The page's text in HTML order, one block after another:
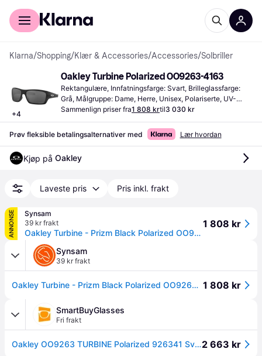
For kunder
Klarna/Shopping/Klær & Accessories/Accessories/Solbriller
+4
Oakley Turbine Polarized OO9263-4163
Rektangulære, Innfatningsfarge: Svart, Brilleglassfarge:
Grå, Målgruppe: Dame, Herre, Unisex, Polariserte, UV-
beskyttelse, Støtbestandig
Sammenlign priser fra1 808 krtil3 030 kr
Prøv fleksible betalingsalternativer med Lær hvordan
Kjøp på Oakley
Laveste pris Pris inkl. frakt
ANNONSE
Synsam
39 kr frakt
Oakley Turbine - Prizm Black Polarized OO9263-4163
1 808 kr
Synsam
39 kr frakt
Oakley Turbine - Prizm Black Polarized OO9263-4163 1 808 kr
SmartBuyGlasses
Fri frakt
Oakley OO9263 TURBINE Polarized 926341 Svarte Solbriller Menn2 663 kr